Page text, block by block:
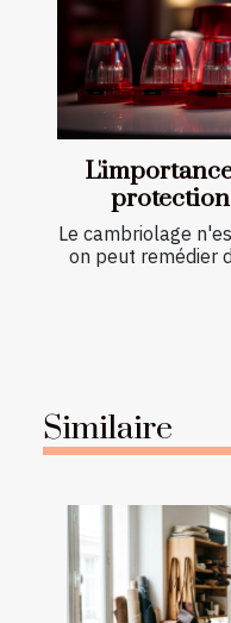
Le cambriolage
on peut remédier
Similaire